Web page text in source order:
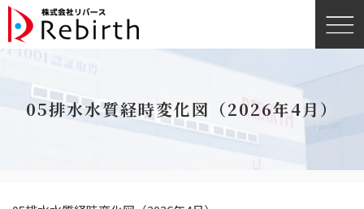
05排水水質経時変化図（2026年4月）